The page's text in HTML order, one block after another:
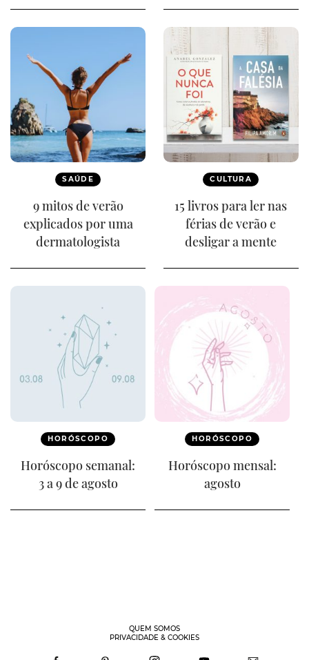
SAÚDE
9 mitos de verão
explicados por uma
dermatologista
CULTURA
15 livros para ler nas
férias de verão e
desligar a mente
HORÓSCOPO
Horóscopo semanal:
3 a 9 de agosto
HORÓSCOPO
Horóscopo mensal:
agosto
QUEM SOMOS
PRIVACIDADE & COOKIES